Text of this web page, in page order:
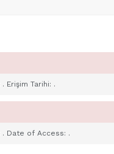
. Erişim Tarihi: .
. Date of Access: .